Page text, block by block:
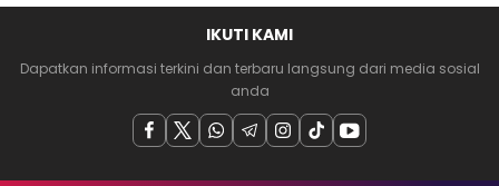
IKUTI KAMI
Dapatkan informasi terkini dan terbaru langsung dari media sosial
anda